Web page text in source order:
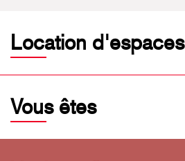
Location d'espaces
Vous êtes